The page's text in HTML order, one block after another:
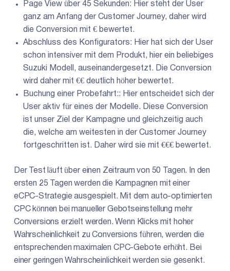
Page View über 45 Sekunden: Hier steht der User
ganz am Anfang der Customer Journey, daher wird
die Conversion mit € bewertet.
Abschluss des Konfigurators: Hier hat sich der User
schon intensiver mit dem Produkt, hier ein beliebiges
Suzuki Modell, auseinandergesetzt. Die Conversion
wird daher mit €€ deutlich höher bewertet.
Buchung einer Probefahrt:: Hier entscheidet sich der
User aktiv für eines der Modelle. Diese Conversion
ist unser Ziel der Kampagne und gleichzeitig auch
die, welche am weitesten in der Customer Journey
fortgeschritten ist. Daher wird sie mit €€€ bewertet.
Der Test läuft über einen Zeitraum von 50 Tagen. In den
ersten 25 Tagen werden die Kampagnen mit einer
eCPC-Strategie ausgespielt. Mit dem auto-optimierten
CPC können bei manueller Gebotseinstellung mehr
Conversions erzielt werden. Wenn Klicks mit hoher
Wahrscheinlichkeit zu Conversions führen, werden die
entsprechenden maximalen CPC-Gebote erhöht. Bei
einer geringen Wahrscheinlichkeit werden sie gesenkt.